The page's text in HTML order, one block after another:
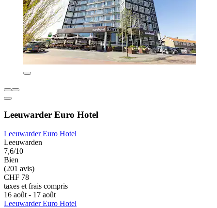
Leeuwarder Euro Hotel
Leeuwarder Euro Hotel
Leeuwarden
7,6/10
Bien
(201 avis)
CHF 78
taxes et frais compris
16 août - 17 août
Leeuwarder Euro Hotel